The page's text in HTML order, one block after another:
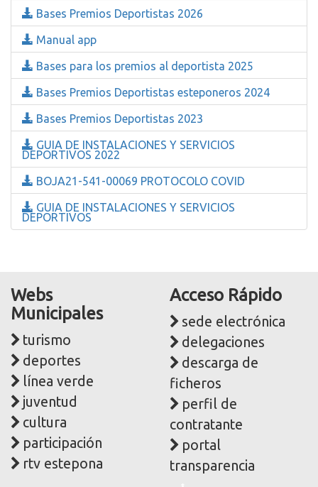
Bases Premios Deportistas 2026
Manual app
Bases para los premios al deportista 2025
Bases Premios Deportistas esteponeros 2024
Bases Premios Deportistas 2023
GUIA DE INSTALACIONES Y SERVICIOS
DEPORTIVOS 2022
BOJA21-541-00069 PROTOCOLO COVID
GUIA DE INSTALACIONES Y SERVICIOS
DEPORTIVOS
Webs
Municipales
turismo
deportes
línea verde
juventud
cultura
participación
rtv estepona
Acceso Rápido
sede electrónica
delegaciones
descarga de
ficheros
perfil de
contratante
portal
transparencia